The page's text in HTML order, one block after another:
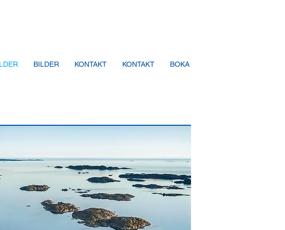
BILDER KONTAKT KONTAKT BOKA